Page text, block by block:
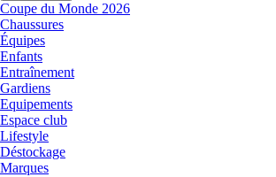
Coupe du Monde 2026
Chaussures
Équipes
Enfants
Entraînement
Gardiens
Equipements
Espace club
Lifestyle
Déstockage
Marques